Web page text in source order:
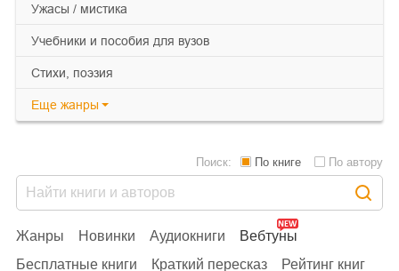
ужасы / мистика
учебники и пособия для вузов
cтихи, поэзия
Еще жанры
Жанры Новинки Аудиокниги
Вебтуны
Бесплатные книги
Краткий пересказ Рейтинг книг
Поиск: По книге По автору